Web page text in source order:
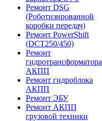
Ремонт DSG
(Роботизированной
коробки передач)
Ремонт PowerShift
(DCT250/450)
Ремонт
гидротрансформатора
АКПП
Ремонт гидроблока
АКПП
Ремонт ЭБУ
Ремонт АКПП
грузовой техники